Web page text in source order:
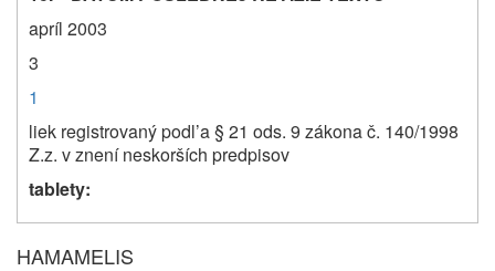
apríl 2003
3
1
liek registrovaný podl’a § 21 ods. 9 zákona č. 140/1998
Z.z. v znení neskorších predpisov
tablety:
HAMAMELIS